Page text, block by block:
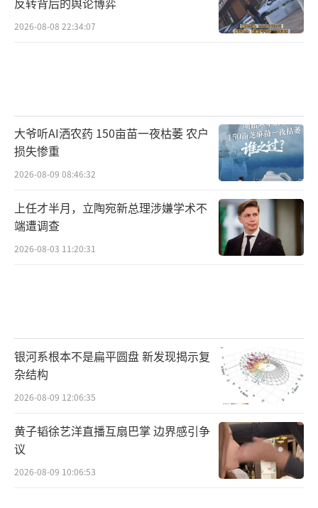
2026-08-08 22:34:07
大爷听AI洒农药 150亩苗一夜枯萎 农户
损失惨重
2026-08-09 08:46:32
上任才半月，立陶宛新总理涉嫌学术不
端遭调查
2026-08-03 11:20:31
银河系根本不是扁平圆盘 新发现揭示复
杂结构
2026-08-09 12:06:35
黄子韬徐艺洋直播互扇巴掌 边界感引争
议
2026-08-09 10:06:53